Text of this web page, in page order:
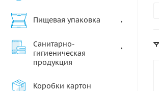
Пищевая упаковка
Санитарно-
гигиеническая
продукция
Коробки картон